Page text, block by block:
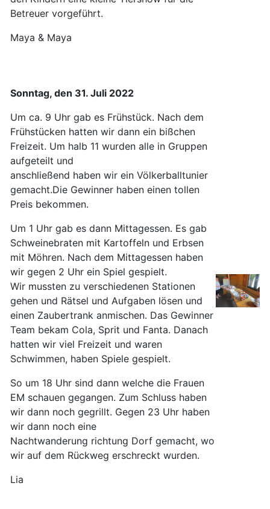
Betreuer vorgeführt.
Maya & Maya
Sonntag, den 31. Juli 2022
Um ca. 9 Uhr gab es Frühstück. Nach dem
Frühstücken hatten wir dann ein bißchen
Freizeit. Um halb 11 wurden alle in Gruppen
aufgeteilt und
anschließend haben wir ein Völkerballtunier
gemacht.Die Gewinner haben einen tollen
Preis bekommen.
Um 1 Uhr gab es dann Mittagessen. Es gab
Schweinebraten mit Kartoffeln und Erbsen
mit Möhren. Nach dem Mittagessen haben
wir gegen 2 Uhr ein Spiel gespielt.
Wir mussten zu verschiedenen Stationen
gehen und Rätsel und Aufgaben lösen und
einen Zaubertrank anmischen. Das Gewinner
Team bekam Cola, Sprit und Fanta. Danach
hatten wir viel Freizeit und waren
Schwimmen, haben Spiele gespielt.
So um 18 Uhr sind dann welche die Frauen
EM schauen gegangen. Zum Schluss haben
wir dann noch gegrillt. Gegen 23 Uhr haben
wir dann noch eine
Nachtwanderung richtung Dorf gemacht, wo
wir auf dem Rückweg erschreckt wurden.
Lia